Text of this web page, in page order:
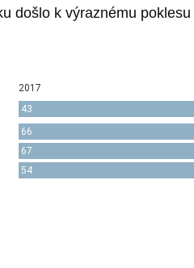
došlo k výraznému